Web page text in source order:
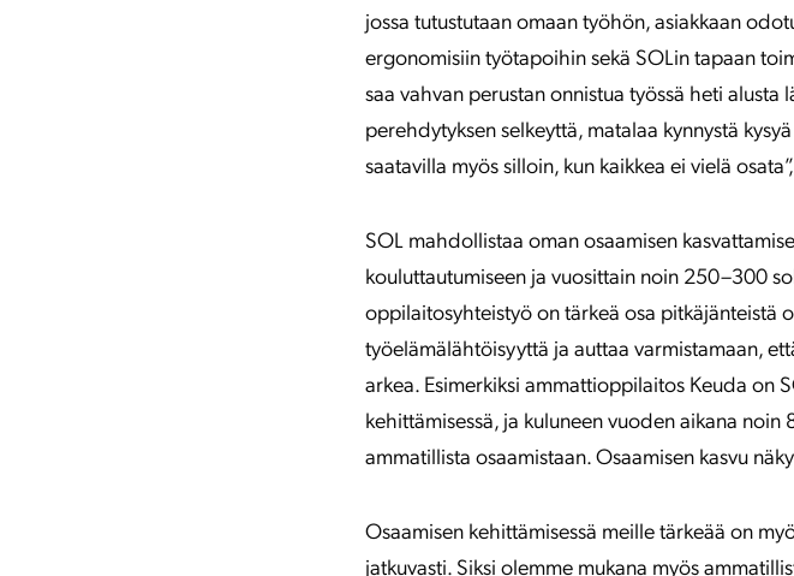
jossa tutustutaan omaan työhön, asiakkaan
ergonomisiin työtapoihin sekä SOLin tapaan
saa vahvan perustan onnistua työssä heti alusta
perehdytyksen selkeyttä, matalaa kynnystä
saatavilla myös silloin, kun kaikkea ei vielä
SOL mahdollistaa oman osaamisen
kouluttautumiseen ja vuosittain noin 250–300
oppilaitosyhteistyö on tärkeä osa pitkäjänteistä
työelämälähtöisyyttä ja auttaa varmistamaan,
arkea. Esimerkiksi ammattioppilaitos Keuda on
kehittämisessä, ja kuluneen vuoden aikana
ammatillista osaamistaan. Osaamisen kasvu
Osaamisen kehittämisessä meille tärkeää on
jatkuvasti. Siksi olemme mukana myös